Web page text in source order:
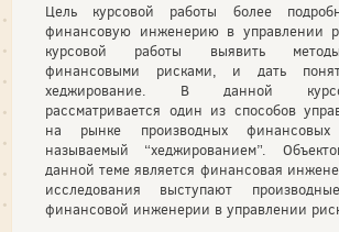
Цель курсовой работы более
финансовую инженерию в управлении
курсовой работы выявить
финансовыми рисками, и дать
хеджирование. В данной
рассматривается один из способов
на рынке производных финансовых
называемый “хеджированием”.
данной теме является финансовая
исследования выступают
финансовой инженерии в управлении